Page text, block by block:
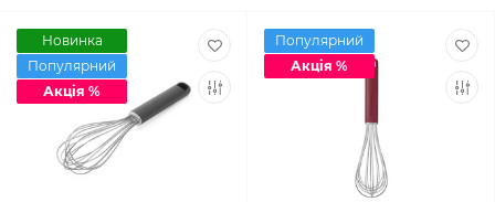
Новинка
Популярний
Акція %
Популярний
Акція %